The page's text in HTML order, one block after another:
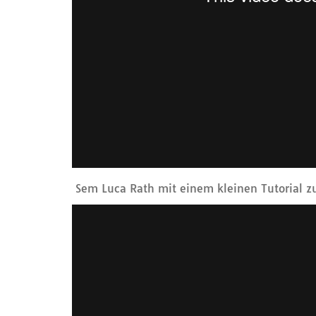
Sem Luca Rath mit einem kleinen Tutorial